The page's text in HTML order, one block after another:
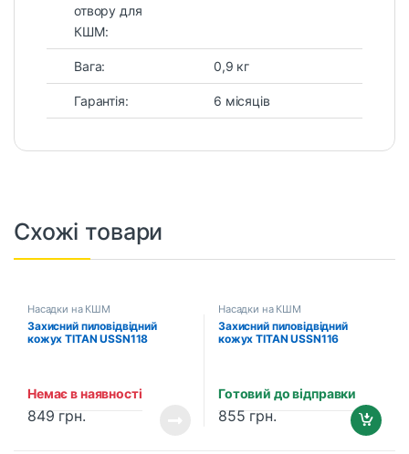
отвору для
КШМ:
Вага: 0,9 кг
Гарантія: 6 місяців
Схожі товари
Насадки на КШМ
Захисний пиловідвідний
кожух TITAN USSN118
Немає в наявності
849 грн.
Насадки на КШМ
Захисний пиловідвідний
кожух TITAN USSN116
Готовий до відправки
855 грн.